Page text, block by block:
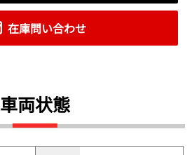
在庫問い合わせ
車両状態